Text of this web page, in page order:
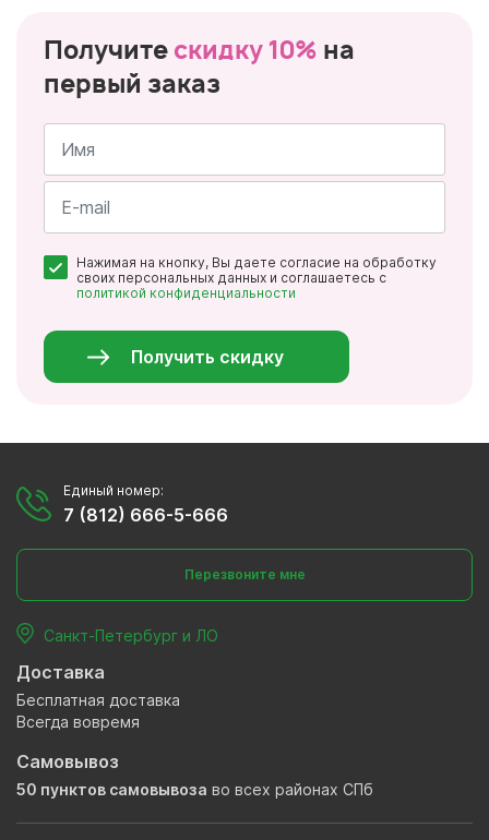
Получите скидку 10% на
первый заказ
Имя
*
Нажимая на кнопку, Вы даете согласие на обработку
своих персональных данных и соглашаетесь с
политикой конфиденциальности
Получить скидку
Единый номер:
7 (812) 666-5-666
Перезвоните мне
Санкт-Петербург и ЛО
Доставка
Бесплатная доставка
Всегда вовремя
Самовывоз
50 пунктов самовывоза во всех районах СПб